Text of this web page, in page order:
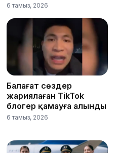
6 тамыз, 2026
Балағат сөздер
жариялаған TikTok
блогер қамауға алынды
6 тамыз, 2026